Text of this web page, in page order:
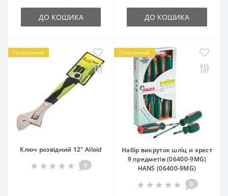
ДО КОШИКА ДО КОШИКА
Популярний
Ключ розвідний 12" Alloid
0
Популярний
Набір викруток шліц и хрест
9 предметів (06400-9MG)
HANS (06400-9MG)
0